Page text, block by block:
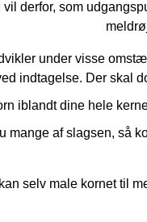
derfor, som
under visse
indtagelse. Der skal
iblandt dine hele
mange af slagsen, så
selv male kornet til